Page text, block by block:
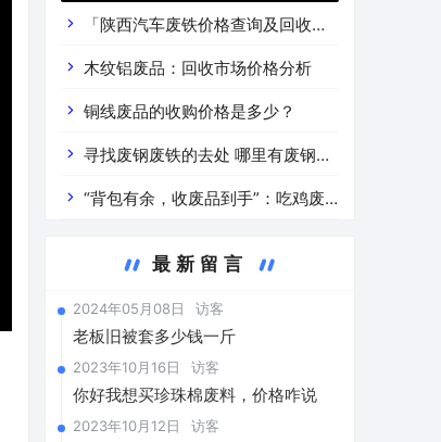
「陕西汽车废铁价格查询及回收渠
道分析」 陕西车辆废铁价是什么
木纹铝废品：回收市场价格分析
铜线废品的收购价格是多少？
寻找废钢废铁的去处 哪里有废钢废
铁 “背包有余，收废品到手”：吃鸡废
最新留言
2024年05月08日 访客
老板旧被套多少钱一斤
2023年10月16日 访客
你好我想买珍珠棉废料，价格咋说
2023年10月12日 访客